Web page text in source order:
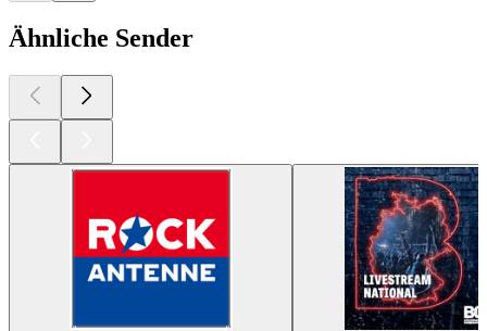
Ähnliche Sender